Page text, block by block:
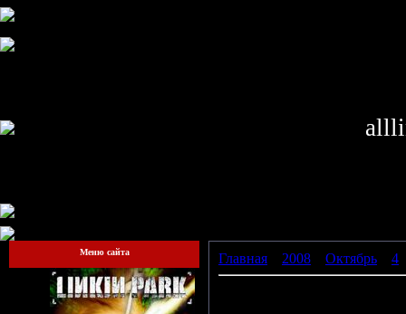
Меню сайта Главная 2008 Октябрь 4